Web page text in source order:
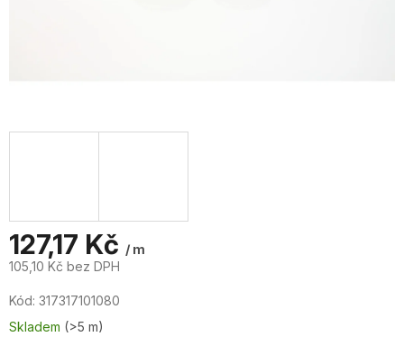
127,17 Kč / m
105,10 Kč bez DPH
cena:
Kód: 317317101080
Skladem (>5 m)